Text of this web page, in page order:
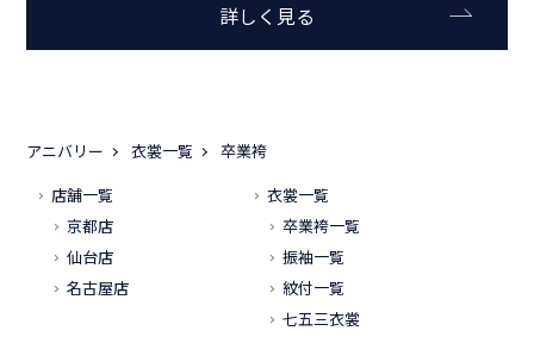
詳しく見る
アニバリー 衣裳一覧
卒業袴
店舗一覧
京都店
仙台店
名古屋店
衣裳一覧
卒業袴一覧
振袖一覧
紋付一覧
七五三衣裳